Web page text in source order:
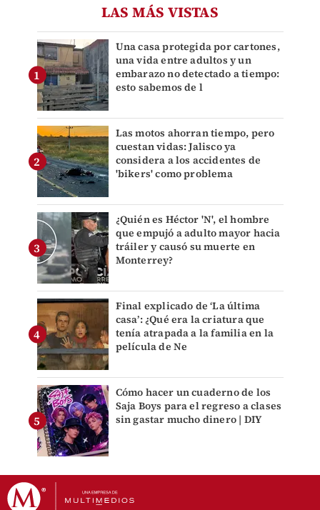
LAS MÁS VISTAS
Una casa protegida por cartones,
una vida entre adultos y un
embarazo no detectado a tiempo:
esto sabemos de l
Las motos ahorran tiempo, pero
cuestan vidas: Jalisco ya
considera a los accidentes de
'bikers' como problema
¿Quién es Héctor 'N', el hombre
que empujó a adulto mayor hacia
tráiler y causó su muerte en
Monterrey?
Final explicado de ‘La última
casa’: ¿Qué era la criatura que
tenía atrapada a la familia en la
película de Ne
Cómo hacer un cuaderno de los
Saja Boys para el regreso a clases
sin gastar mucho dinero | DIY